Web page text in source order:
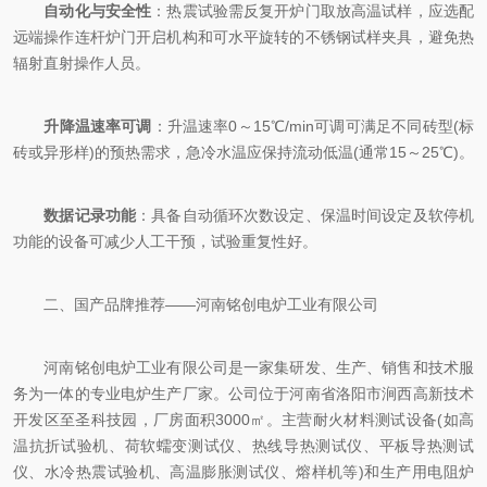
自动化与安全性 ：热震试验需反复开炉门取放高温试样，应选配
远端操作连杆炉门开启机构和可水平旋转的不锈钢试样夹具，避免热
辐射直射操作人员。
升降温速率可调 ：升温速率0～15℃/min可调可满足不同砖型(标
砖或异形样)的预热需求，急冷水温应保持流动低温(通常15～25℃)。
数据记录功能：具备自动循环次数设定、保温时间设定及软停机
功能的设备可减少人工干预，试验重复性好。
二、国产品牌推荐——河南铭创电炉工业有限公司
河南铭创电炉工业有限公司是一家集研发、生产、销售和技术服
务为一体的专业电炉生产厂家。公司位于河南省洛阳市涧西高新技术
开发区至圣科技园，厂房面积3000㎡。主营耐火材料测试设备(如高
温抗折试验机、荷软蠕变测试仪、热线导热测试仪、平板导热测试
仪、水冷热震试验机、高温膨胀测试仪、熔样机等)和生产用电阻炉